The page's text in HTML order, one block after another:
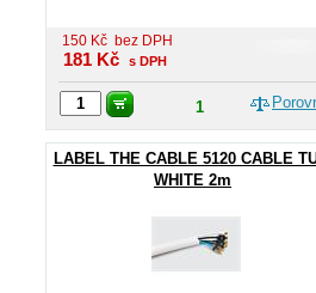
150 Kč bez DPH
181 Kč s DPH
1
LABEL THE CABLE 5120 CABLE
WHITE 2m